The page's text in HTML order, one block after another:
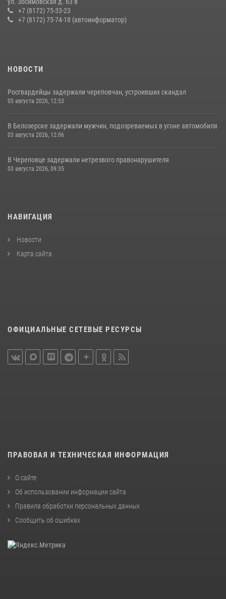
угрожавших молодежи расправой
08 июля 2026, 07:52 1
+7 (8172) 75-33-23
+7 (8172) 75-74-18 (автоинформатор)
НОВОСТИ
Росгвардейцы задержали череповчан, устроивших скандал
05 августа 2026, 12:53
В Белозерске задержали мужчин, подозреваемых в угоне автомобиля
03 августа 2026, 12:06
В Череповце задержали нетрезвого правонарушителя
03 августа 2026, 09:35
НАВИГАЦИЯ
Новости
Карта сайта
ОФИЦИАЛЬНЫЕ СЕТЕВЫЕ РЕСУРСЫ
ПРАВОВАЯ И ТЕХНИЧЕСКАЯ ИНФОРМАЦИЯ
О сайте
Об использовании информации сайта
Правила обработки персональных данных
Сообщить об ошибках